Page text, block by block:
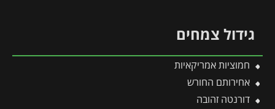
גידול צמחים
חמוציות אמריקאיות
אחירותם החורש
דורנטה זהובה